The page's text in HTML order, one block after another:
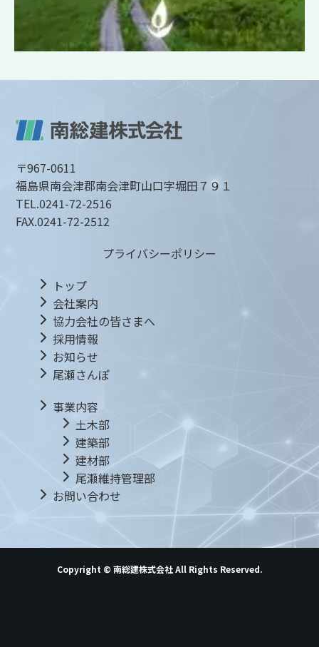
〒967-0611
福島県南会津郡南会津町山口字堀田７９１
TEL.0241-72-2516
FAX.0241-72-2512
プライバシーポリシー
トップ
会社案内
協力会社の皆さまへ
採用情報
お知らせ
尾瀬さんぽ
事業内容
土木部
建築部
建材部
尾瀬維持管理部
お問い合わせ
Copyright © 南総建株式会社 All Rights Reserved.